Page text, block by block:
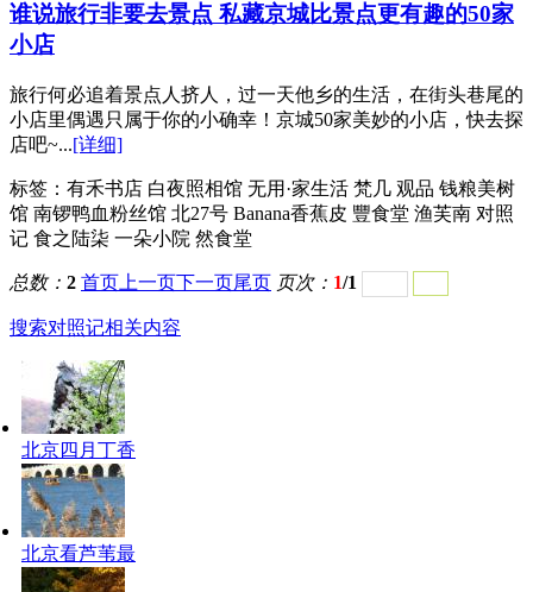
谁说旅行非要去景点 私藏京城比景点更有趣的50家
小店
旅行何必追着景点人挤人，过一天他乡的生活，在街头巷尾的
小店里偶遇只属于你的小确幸！京城50家美妙的小店，快去探
店吧~...[详细]
标签： 有禾书店 白夜照相馆 无用·家生活 梵几 观品 钱粮美树
馆 南锣鸭血粉丝馆 北27号 Banana香蕉皮 豐食堂 渔芙南 对照
记 食之陆柒 一朵小院 然食堂
总数： 2 首页 上一页下一页尾页 页次： 1/1
搜索对照记相关内容
北京四月丁香
北京看芦苇最